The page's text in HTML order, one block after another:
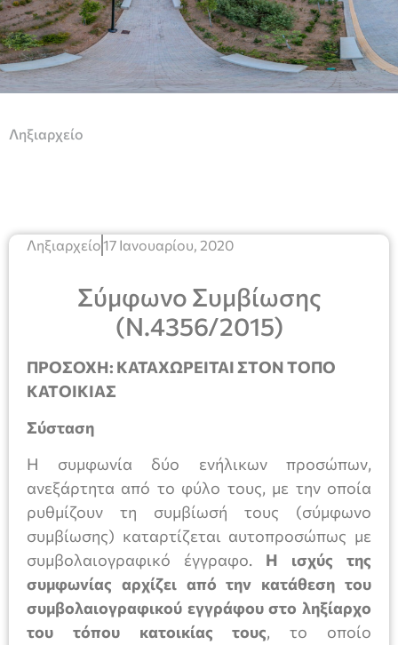
Ληξιαρχείο
Ληξιαρχείο17 Ιανουαρίου, 2020
Σύμφωνο Συμβίωσης
(Ν.4356/2015)
ΠΡΟΣΟΧΗ: ΚΑΤΑΧΩΡΕΙΤΑΙ ΣΤΟΝ ΤΟΠΟ
ΚΑΤΟΙΚΙΑΣ
Σύσταση
Η συμφωνία δύο ενήλικων προσώπων,
ανεξάρτητα από το φύλο τους, με την οποία
ρυθμίζουν τη συμβίωσή τους (σύμφωνο
συμβίωσης) καταρτίζεται αυτοπροσώπως με
συμβολαιογραφικό έγγραφο. Η ισχύς της
συμφωνίας αρχίζει από την κατάθεση του
συμβολαιογραφικού εγγράφου στο ληξίαρχο
του τόπου κατοικίας τους, το οποίο